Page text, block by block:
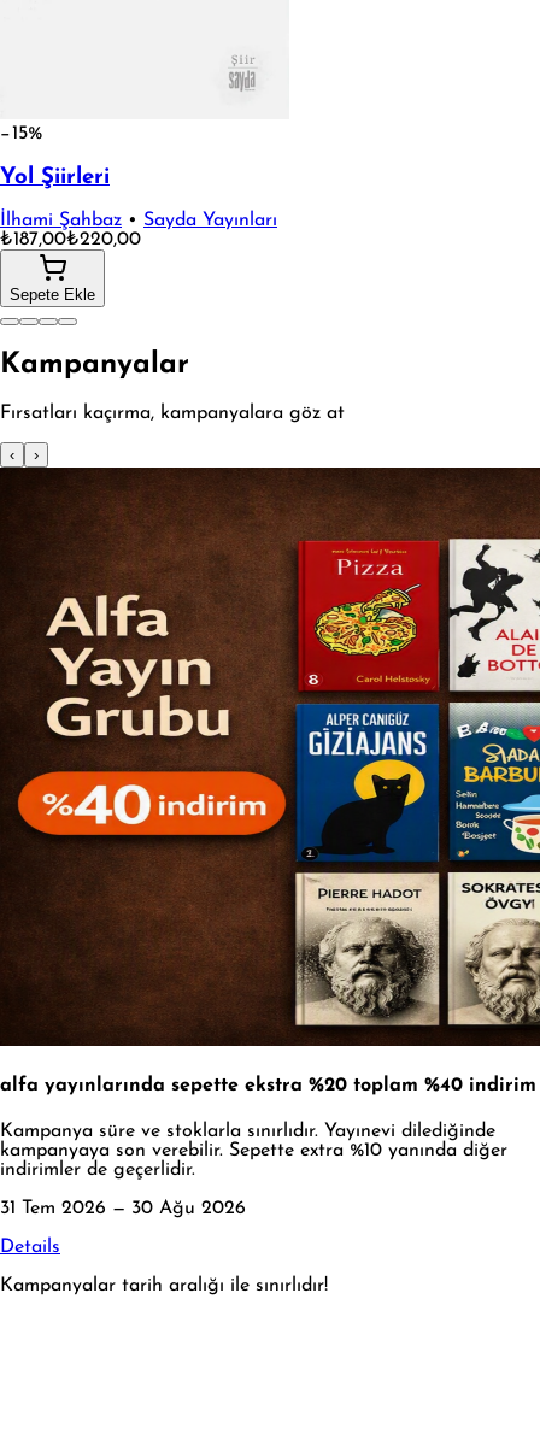
−15%
Yol Şiirleri
İlhami Şahbaz • Sayda Yayınları
₺187,00₺220,00
Sepete Ekle
Kampanyalar
Fırsatları kaçırma, kampanyalara göz at
‹ ›
alfa yayınlarında sepette ekstra %20 toplam %40 indirim
Kampanya süre ve stoklarla sınırlıdır. Yayınevi dilediğinde
kampanyaya son verebilir. Sepette extra %10 yanında diğer
indirimler de geçerlidir.
31 Tem 2026 — 30 Ağu 2026
Details
Kampanyalar tarih aralığı ile sınırlıdır!